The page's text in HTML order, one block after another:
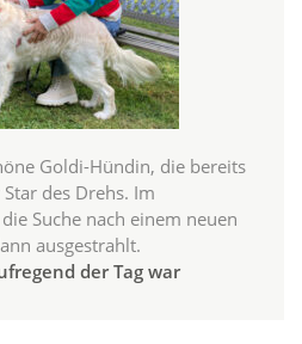
Goldi-Hündin, die bereits
des Drehs. Im
Suche nach einem neuen
ausgestrahlt.
der Tag war